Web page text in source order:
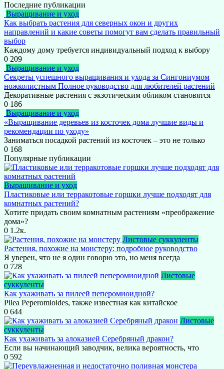
Последние публикации
Выращивание и уход
Как выбрать растения для северных окон и других
направлений и какие советы помогут вам сделать правильный
выбор
Каждому дому требуется индивидуальный подход к выбору
0 209
Выращивание и уход
Секреты успешного выращивания и ухода за Сингониумом
ножколистным Полное руководство для любителей растений
Декоративные растения с экзотическим обликом становятся
0 186
Выращивание и уход
«Выращивание деревьев из косточек дома лучшие виды и
рекомендации по уходу»
Заниматься посадкой растений из косточек – это не только
0 168
Популярные публикации
Выращивание и уход
Пластиковые или терракотовые горшки лучше подходят для
комнатных растений?
Хотите придать своим комнатным растениям «преображение
дома»?
0 1.2к.
Листовые суккуленты
Растения, похожие на монстеру: подробное руководство
Я уверен, что не я один говорю это, но меня всегда
0 728
Листовые
суккуленты
Как ухаживать за пилеей пеперомиоидной?
Pilea Peperomioides, также известная как китайское
0 644
Листовые
суккуленты
Как ухаживать за алоказией Серебряный дракон?
Если вы начинающий заводчик, велика вероятность, что
0 592